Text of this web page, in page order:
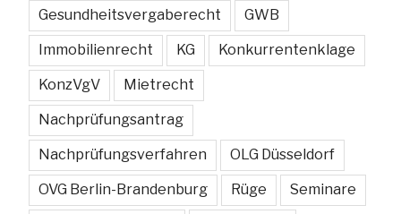
Gesundheitsvergaberecht GWB
Immobilienrecht KG Konkurrentenklage
KonzVgV Mietrecht
Nachprüfungsantrag
Nachprüfungsverfahren OLG Düsseldorf
OVG Berlin-Brandenburg Rüge Seminare